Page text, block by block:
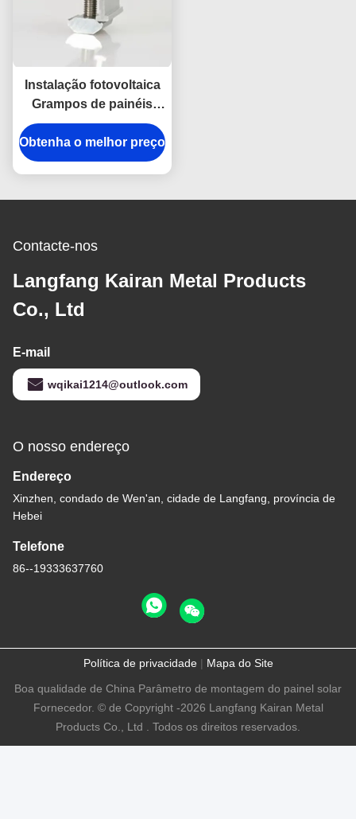
Instalação fotovoltaica
Grampos de painéis
solares 1,5KN/m2
Grampos médios de
painéis solares
Obtenha o melhor preço
Contacte-nos
Langfang Kairan Metal Products
Co., Ltd
E-mail
wqikai1214@outlook.com
O nosso endereço
Endereço
Xinzhen, condado de Wen'an, cidade de Langfang, província de
Hebei
Telefone
86--19333637760
Política de privacidade| Mapa do Site
Boa qualidade de China Parâmetro de montagem do painel solar
Fornecedor. © de Copyright -2026 Langfang Kairan Metal
Products Co., Ltd . Todos os direitos reservados.